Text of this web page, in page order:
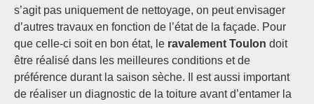
s’agit pas uniquement de nettoyage, on peut envisager
d’autres travaux en fonction de l’état de la façade. Pour
que celle-ci soit en bon état, le ravalement Toulon doit
être réalisé dans les meilleures conditions et de
préférence durant la saison sèche. Il est aussi important
de réaliser un diagnostic de la toiture avant d’entamer la